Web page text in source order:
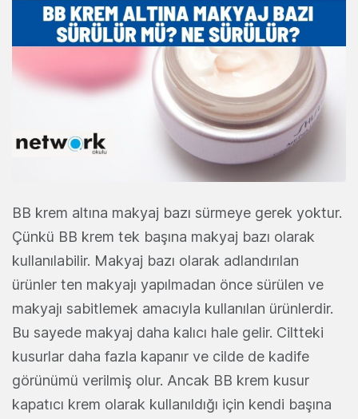
BB krem altına makyaj bazı sürmeye gerek yoktur.
Çünkü BB krem tek başına makyaj bazı olarak
kullanılabilir. Makyaj bazı olarak adlandırılan
ürünler ten makyajı yapılmadan önce sürülen ve
makyajı sabitlemek amacıyla kullanılan ürünlerdir.
Bu sayede makyaj daha kalıcı hale gelir. Ciltteki
kusurlar daha fazla kapanır ve cilde de kadife
görünümü verilmiş olur. Ancak BB krem kusur
kapatıcı krem olarak kullanıldığı için kendi başına